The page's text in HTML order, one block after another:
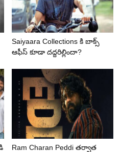
Saiyaara Collections కి బాక్స్
ఆఫీస్ కూడా దద్దరిల్లిందా?
Ram Charan Peddi తర్వాత